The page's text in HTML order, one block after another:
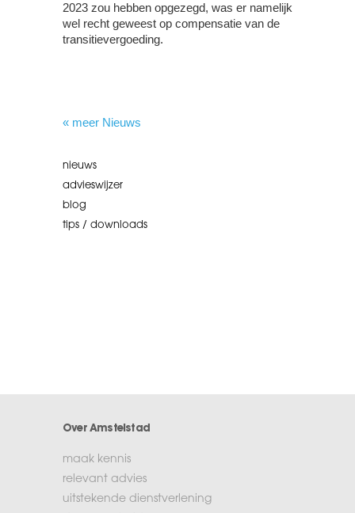
2023 zou hebben opgezegd, was er namelijk
wel recht geweest op compensatie van de
transitievergoeding.
« meer Nieuws
nieuws
advieswijzer
blog
tips / downloads
Over Amstelstad
maak kennis
relevant advies
uitstekende dienstverlening